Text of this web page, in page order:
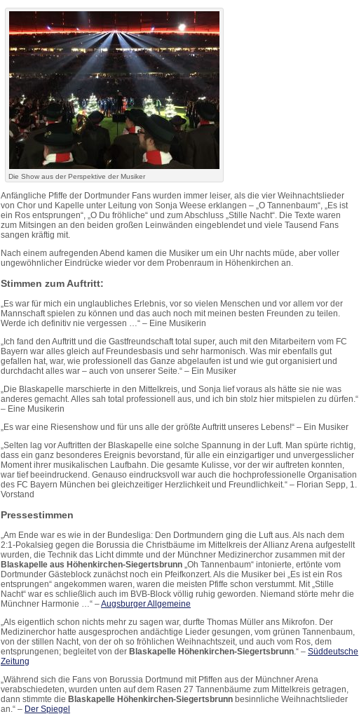
Die Show aus der Perspektive der Musiker
Anfängliche Pfiffe der Dortmunder Fans wurden immer leiser, als die vier Weihnachtslieder
von Chor und Kapelle unter Leitung von Sonja Weese erklangen – „O Tannenbaum“, „Es ist
ein Ros entsprungen“, „O Du fröhliche“ und zum Abschluss „Stille Nacht“. Die Texte waren
zum Mitsingen an den beiden großen Leinwänden eingeblendet und viele Tausend Fans
sangen kräftig mit.
Nach einem aufregenden Abend kamen die Musiker um ein Uhr nachts müde, aber voller
ungewöhnlicher Eindrücke wieder vor dem Probenraum in Höhenkirchen an.
Stimmen zum Auftritt:
„Es war für mich ein unglaubliches Erlebnis, vor so vielen Menschen und vor allem vor der
Mannschaft spielen zu können und das auch noch mit meinen besten Freunden zu teilen.
Werde ich definitiv nie vergessen …“ – Eine Musikerin
„Ich fand den Auftritt und die Gastfreundschaft total super, auch mit den Mitarbeitern vom FC
Bayern war alles gleich auf Freundesbasis und sehr harmonisch. Was mir ebenfalls gut
gefallen hat, war, wie professionell das Ganze abgelaufen ist und wie gut organisiert und
durchdacht alles war – auch von unserer Seite.“ – Ein Musiker
„Die Blaskapelle marschierte in den Mittelkreis, und Sonja lief voraus als hätte sie nie was
anderes gemacht. Alles sah total professionell aus, und ich bin stolz hier mitspielen zu dürfen.“
– Eine Musikerin
„Es war eine Riesenshow und für uns alle der größte Auftritt unseres Lebens!“ – Ein Musiker
„Selten lag vor Auftritten der Blaskapelle eine solche Spannung in der Luft. Man spürte richtig,
dass ein ganz besonderes Ereignis bevorstand, für alle ein einzigartiger und unvergesslicher
Moment ihrer musikalischen Laufbahn. Die gesamte Kulisse, vor der wir auftreten konnten,
war tief beeindruckend. Genauso eindrucksvoll war auch die hochprofessionelle Organisation
des FC Bayern München bei gleichzeitiger Herzlichkeit und Freundlichkeit.“ – Florian Sepp, 1.
Vorstand
Pressestimmen
„Am Ende war es wie in der Bundesliga: Den Dortmundern ging die Luft aus. Als nach dem
2:1-Pokalsieg gegen die Borussia die Christbäume im Mittelkreis der Allianz Arena aufgestellt
wurden, die Technik das Licht dimmte und der Münchner Medizinerchor zusammen mit der
Blaskapelle aus Höhenkirchen-Siegertsbrunn „Oh Tannenbaum“ intonierte, ertönte vom
Dortmunder Gästeblock zunächst noch ein Pfeifkonzert. Als die Musiker bei „Es ist ein Ros
entsprungen“ angekommen waren, waren die meisten Pfiffe schon verstummt. Mit „Stille
Nacht“ war es schließlich auch im BVB-Block völlig ruhig geworden. Niemand störte mehr die
Münchner Harmonie …“ –Augsburger Allgemeine
„Als eigentlich schon nichts mehr zu sagen war, durfte Thomas Müller ans Mikrofon. Der
Medizinerchor hatte ausgesprochen andächtige Lieder gesungen, vom grünen Tannenbaum,
von der stillen Nacht, von der oh so fröhlichen Weihnachtszeit, und auch vom Ros, dem
entsprungenen; begleitet von der Blaskapelle Höhenkirchen-Siegertsbrunn.“ – Süddeutsche
Zeitung
„Während sich die Fans von Borussia Dortmund mit Pfiffen aus der Münchner Arena
verabschiedeten, wurden unten auf dem Rasen 27 Tannenbäume zum Mittelkreis getragen,
dann stimmte die Blaskapelle Höhenkirchen-Siegertsbrunn besinnliche Weihnachtslieder
an.“ – Der Spiegel